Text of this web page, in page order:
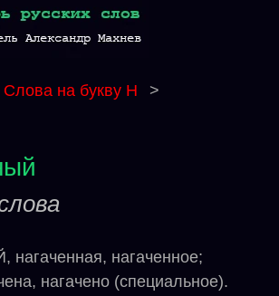
Слова на букву Н >
нагаченное;
нагачено (специальное).